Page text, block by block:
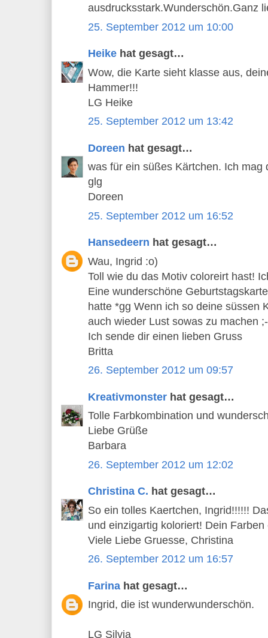
ausdrucksstark.Wunderschön.Ganz
25. September 2012 um 10:00
Heike hat gesagt…
Wow, die Karte sieht klasse aus,
Hammer!!!
LG Heike
25. September 2012 um 13:42
Doreen hat gesagt…
was für ein süßes Kärtchen. Ich mag
glg
Doreen
25. September 2012 um 16:52
Hansedeern hat gesagt…
Wau, Ingrid :o)
Toll wie du das Motiv coloreirt hast!
Eine wunderschöne
hatte *gg Wenn ich so deine süssen
auch wieder Lust sowas zu machen
Ich sende dir einen lieben Gruss
Britta
26. September 2012 um 09:57
Kreativmonster hat gesagt…
Tolle Farbkombination und
Liebe Grüße
Barbara
26. September 2012 um 12:02
Christina C. hat gesagt…
So ein tolles Kaertchen, Ingrid!!!!!!
und einzigartig koloriert! Dein
Viele Liebe Gruesse, Christina
26. September 2012 um 16:57
Farina hat gesagt…
Ingrid, die ist wunderwunderschön.
LG Silvia